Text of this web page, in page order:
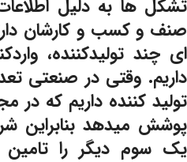
تشکل ها به دلیل
صنف و کسب و کارشان
ای چند تولیدکننده،
داریم. وقتی در صنعتی
تولید کننده داریم که در
پوشش میدهد بنابراین
یک سوم دیگر را